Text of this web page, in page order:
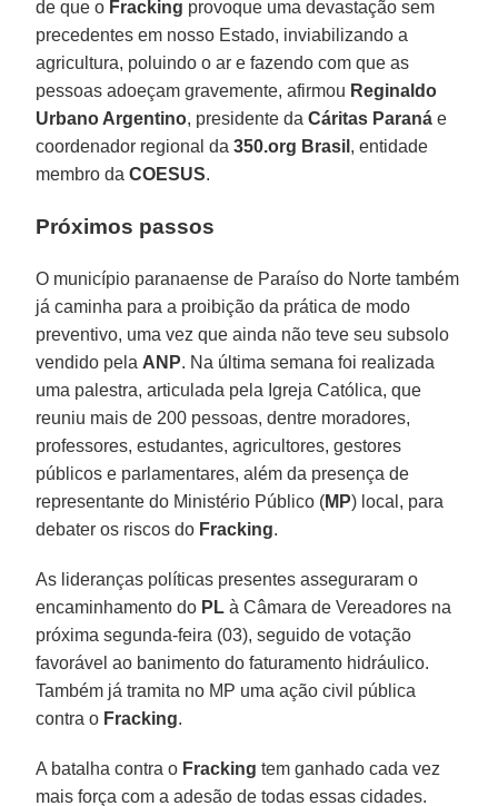
de que o Fracking provoque uma devastação sem
precedentes em nosso Estado, inviabilizando a
agricultura, poluindo o ar e fazendo com que as
pessoas adoeçam gravemente, afirmou Reginaldo
Urbano Argentino, presidente daCáritas Paraná e
coordenador regional da350.org Brasil , entidade
membro daCOESUS.
Próximos passos
O município paranaense de Paraíso do Norte também
já caminha para a proibição da prática de modo
preventivo, uma vez que ainda não teve seu subsolo
vendido pelaANP. Na última semana foi realizada
uma palestra, articulada pela Igreja Católica, que
reuniu mais de 200 pessoas, dentre moradores,
professores, estudantes, agricultores, gestores
públicos e parlamentares, além da presença de
representante do Ministério Público (MP) local, para
debater os riscos do Fracking.
As lideranças políticas presentes asseguraram o
encaminhamento do PL à Câmara de Vereadores na
próxima segunda-feira (03), seguido de votação
favorável ao banimento do faturamento hidráulico.
Também já tramita no MP uma ação civil pública
contra o Fracking.
A batalha contra o Fracking tem ganhado cada vez
mais força com a adesão de todas essas cidades.